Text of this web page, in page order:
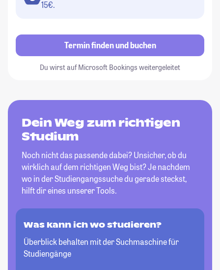
15€.
Termin finden und buchen
Du wirst auf Microsoft Bookings weitergeleitet
Dein Weg zum richtigen
Studium
Noch nicht das passende dabei? Unsicher, ob du
wirklich auf dem richtigen Weg bist? Je nachdem
wo in der Studiengangssuche du gerade steckst,
hilft dir eines unserer Tools.
Was kann ich wo studieren?
Überblick behalten mit der Suchmaschine für
Studiengänge